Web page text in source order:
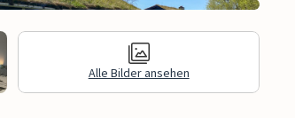
Alle Bilder ansehen